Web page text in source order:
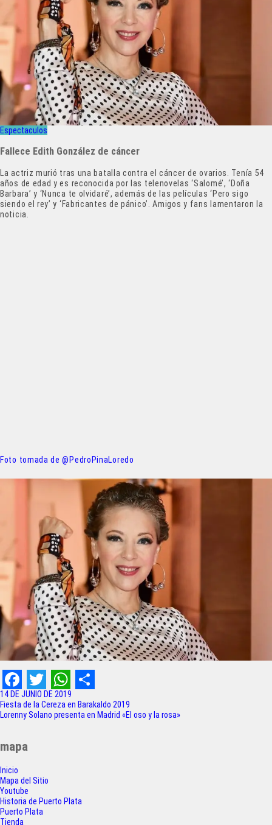
Espectaculos
Fallece Edith González de cáncer
La actriz murió tras una batalla contra el cáncer de ovarios. Tenía 54
años de edad y es reconocida por las telenovelas ‘Salomé’, ‘Doña
Barbara’ y ‘Nunca te olvidaré’, además de las películas ‘Pero sigo
siendo el rey’ y ‘Fabricantes de pánico’. Amigos y fans lamentaron la
noticia.
Foto tomada de @PedroPinaLoredo
F
a
c
e
b
o
o
T
w
t
t
e
r
W
h
A
S
h
14 DE JUNIO DE 2019
Navegación
de
Fiesta de la Cereza en Barakaldo 2019
Lorenny Solano presenta en Madrid «El oso y la rosa»
mapa
Inicio
Mapa del Sitio
Youtube
Historia de Puerto Plata
Puerto Plata
Tienda